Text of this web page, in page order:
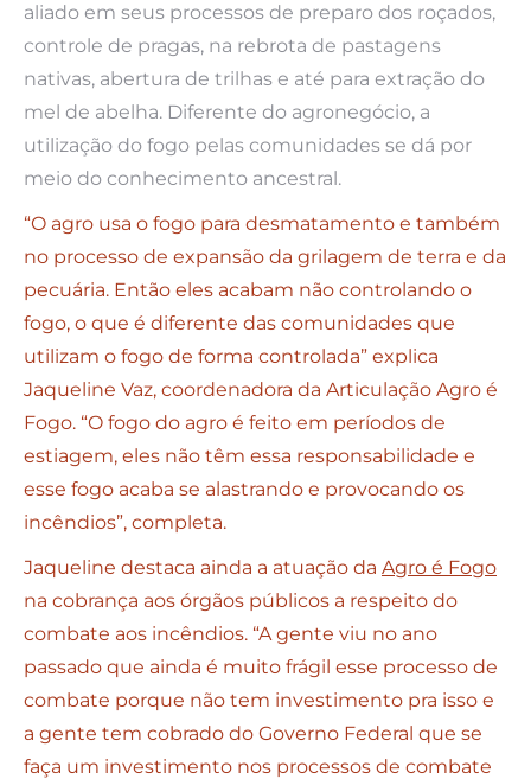
aliado em seus processos de preparo dos roçados,
controle de pragas, na rebrota de pastagens
nativas, abertura de trilhas e até para extração do
mel de abelha. Diferente do agronegócio, a
utilização do fogo pelas comunidades se dá por
meio do conhecimento ancestral.
“O agro usa o fogo para desmatamento e também
no processo de expansão da grilagem de terra e da
pecuária. Então eles acabam não controlando o
fogo, o que é diferente das comunidades que
utilizam o fogo de forma controlada” explica
Jaqueline Vaz, coordenadora da Articulação Agro é
Fogo. “O fogo do agro é feito em períodos de
estiagem, eles não têm essa responsabilidade e
esse fogo acaba se alastrando e provocando os
incêndios”, completa.
Jaqueline destaca ainda a atuação da Agro é Fogo
na cobrança aos órgãos públicos a respeito do
combate aos incêndios. “A gente viu no ano
passado que ainda é muito frágil esse processo de
combate porque não tem investimento pra isso e
a gente tem cobrado do Governo Federal que se
faça um investimento nos processos de combate